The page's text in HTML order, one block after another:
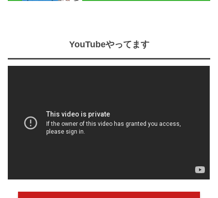
YouTubeやってます